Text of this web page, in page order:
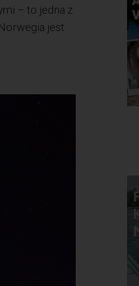
– to jedna z
jest